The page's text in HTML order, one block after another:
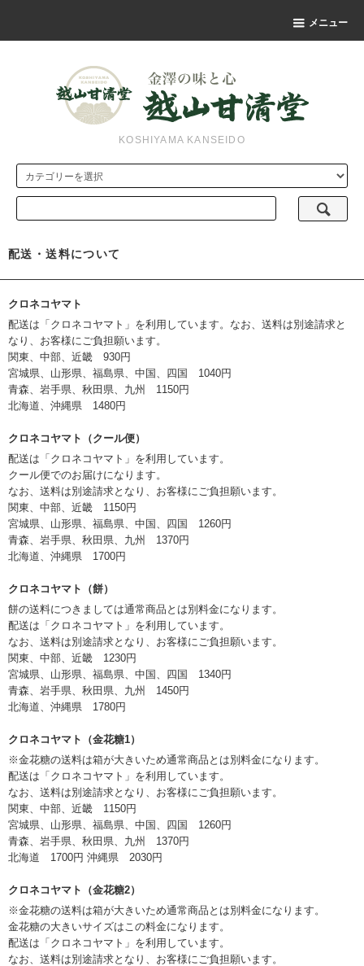
メニュー
KOSHIYAMA KANSEIDO
配送・送料について
クロネコヤマト
配送は「クロネコヤマト」を利用しています。なお、送料は別途請求と
なり、お客様にご負担願います。
関東、中部、近畿 930円
宮城県、山形県、福島県、中国、四国 1040円
青森、岩手県、秋田県、九州 1150円
北海道、沖縄県 1480円
クロネコヤマト（クール便）
配送は「クロネコヤマト」を利用しています。
クール便でのお届けになります。
なお、送料は別途請求となり、お客様にご負担願います。
関東、中部、近畿 1150円
宮城県、山形県、福島県、中国、四国 1260円
青森、岩手県、秋田県、九州 1370円
北海道、沖縄県 1700円
クロネコヤマト（餅）
餅の送料につきましては通常商品とは別料金になります。
配送は「クロネコヤマト」を利用しています。
なお、送料は別途請求となり、お客様にご負担願います。
関東、中部、近畿 1230円
宮城県、山形県、福島県、中国、四国 1340円
青森、岩手県、秋田県、九州 1450円
北海道、沖縄県 1780円
クロネコヤマト（金花糖1）
※金花糖の送料は箱が大きいため通常商品とは別料金になります。
配送は「クロネコヤマト」を利用しています。
なお、送料は別途請求となり、お客様にご負担願います。
関東、中部、近畿 1150円
宮城県、山形県、福島県、中国、四国 1260円
青森、岩手県、秋田県、九州 1370円
北海道 1700円 沖縄県 2030円
クロネコヤマト（金花糖2）
※金花糖の送料は箱が大きいため通常商品とは別料金になります。
金花糖の大きいサイズはこの料金になります。
配送は「クロネコヤマト」を利用しています。
なお、送料は別途請求となり、お客様にご負担願います。